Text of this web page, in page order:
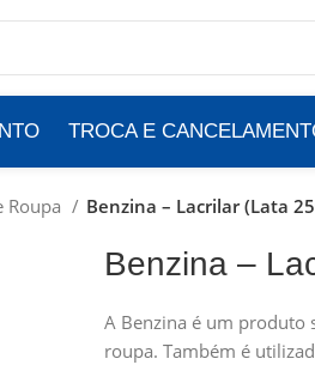
TROCA E
Roupa Benzina – Lacrilar (Lata
Benzina –
A Benzina é um produto
roupa. Também é